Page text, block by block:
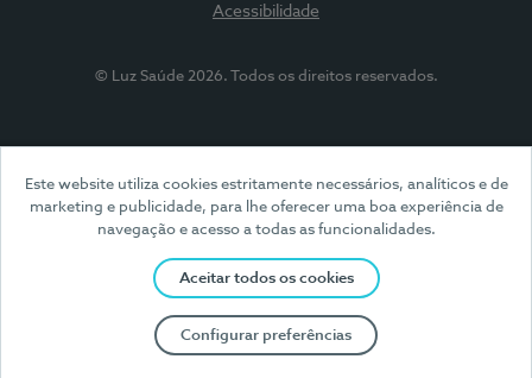
Este website utiliza cookies estritamente necessários, analíticos e de
marketing e publicidade, para lhe oferecer uma boa experiência de
navegação e acesso a todas as funcionalidades.
Aceitar todos os cookies
Configurar preferências
Acessibilidade
© Luz Saúde 2026. Todos os direitos reservados.